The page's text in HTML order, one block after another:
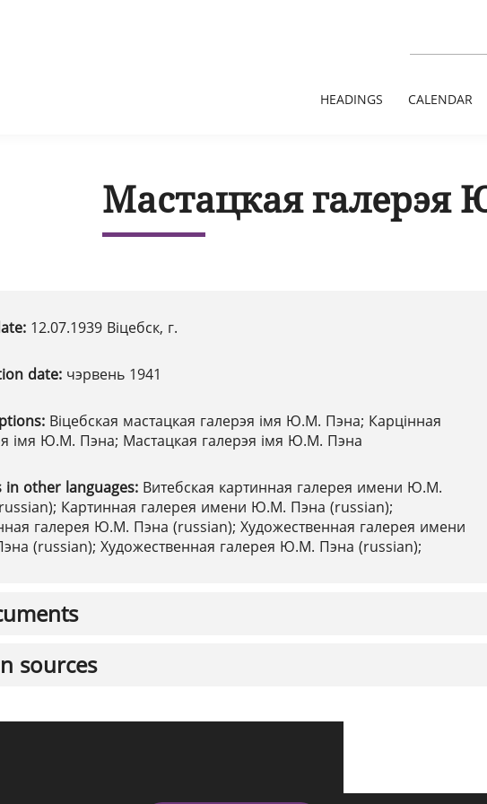
HEADINGS CALENDAR
Мастацкая галерэя
12.07.1939 Віцебск, г.
date: чэрвень 1941
Віцебская мастацкая галерэя імя Ю.М. Пэна; Карцінная
імя Ю.М. Пэна; Мастацкая галерэя імя Ю.М. Пэна
in other languages: Витебская картинная галерея имени Ю.М.
Картинная галерея имени Ю.М. Пэна (russian);
галерея Ю.М. Пэна (russian); Художественная галерея имени
(russian); Художественная галерея Ю.М. Пэна (russian);
sources